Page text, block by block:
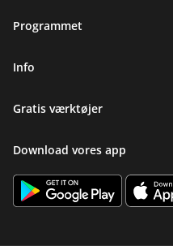
Programmet
Info
Gratis værktøjer
Download vores app